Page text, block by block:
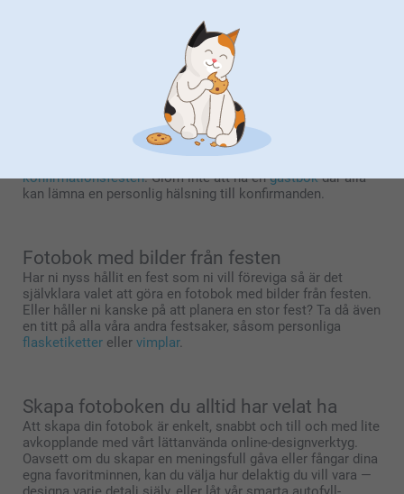
bevaras. Gör en konfirmationsbok med bilder från den stora
dagen, talen, festen och på de viktigaste gästerna.
Du kan inkludera personliga hälsningar, bibelverser eller
citat som gjorde dagen extra speciell.
Den här fotoboken kan ges som present till konfirmanden
och är en varaktig påminnelse om den stora dagen som
kommer att uppskattas i många år framöver.
Är det snart dags för konfirmation?
Ta då en titt på vårt stora utbud av produkter för
konfirmationsfesten. Glöm inte att ha engästbokdär alla
kan lämna en personlig hälsning till konfirmanden.
Fotobok med bilder från festen
Har ni nyss hållit en fest som ni vill föreviga så är det
självklara valet att göra en fotobok med bilder från festen.
Eller håller ni kanske på att planera en stor fest? Ta då även
en titt på alla våra andra festsaker, såsom personliga
flasketiketter eller vimplar.
Skapa fotoboken du alltid har velat ha
Att skapa din fotobok är enkelt, snabbt och till och med lite
avkopplande med vårt lättanvända online-designverktyg.
Oavsett om du skapar en meningsfull gåva eller fångar dina
egna favoritminnen, kan du välja hur delaktig du vill vara —